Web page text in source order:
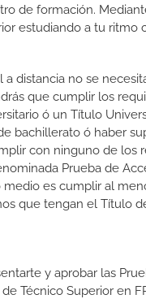
de formación.
estudiando a tu
a distancia no se
que cumplir los
ó un Título
bachillerato ó haber
con ninguno de los
Prueba de
es cumplir al
que tengan el Título
y aprobar las
Técnico Superior en